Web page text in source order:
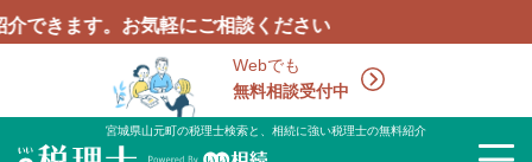
Webでも
無料相談受付中
お気軽にご相談ください
宮城県山元町の税理士検索と、相続に強い税理士の無料紹介